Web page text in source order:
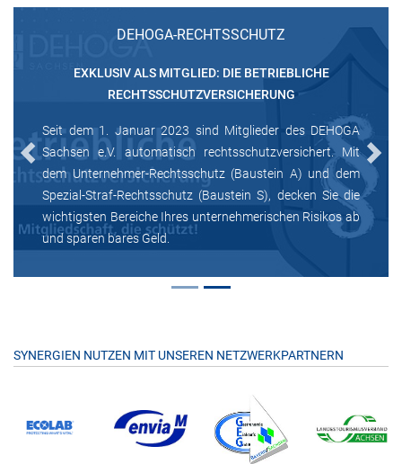
DEHOGA-RECHTSSCHUTZ
EXKLUSIV ALS MITGLIED: DIE BETRIEBLICHE
RECHTSSCHUTZVERSICHERUNG
Seit dem 1. Januar 2023 sind Mitglieder des DEHOGA
Sachsen e.V. automatisch rechtsschutzversichert. Mit
dem Unternehmer-Rechtsschutz (Baustein A) und dem
Spezial-Straf-Rechtsschutz (Baustein S), decken Sie die
wichtigsten Bereiche Ihres unternehmerischen Risikos ab
und sparen bares Geld.
Previous Next
SYNERGIEN NUTZEN MIT UNSEREN NETZWERKPARTNERN